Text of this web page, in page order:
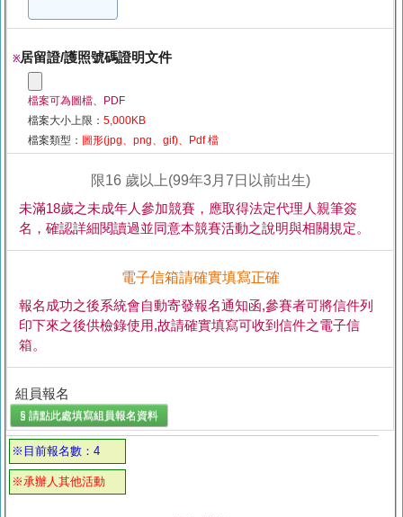
※居留證/護照號碼證明文件
檔案可為圖檔、PDF
檔案大小上限： 5,000KB
檔案類型： 圖形(jpg、png、gif)、Pdf 檔
限16 歲以上(99年3月7日以前出生)
未滿18歲之未成年人參加競賽，應取得法定代理人親筆簽
名，確認詳細閱讀過並同意本競賽活動之說明與相關規定。
電子信箱請確實填寫正確
報名成功之後系統會自動寄發報名通知函,參賽者可將信件列
印下來之後供檢錄使用,故請確實填寫可收到信件之電子信
箱。
組員報名
§ 請點此處填寫組員報名 資料
※目前報名數：4
※承辦人其他活動